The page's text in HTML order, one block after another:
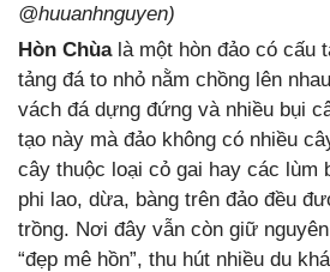
@huuanhnguyen)
Hòn Chùalà một hòn đảo có cấu
tảng đá to nhỏ nằm chồng lên
vách đá dựng đứng và nhiều bụi
tạo này mà đảo không có nhiều
cây thuộc loại cỏ gai hay các lùm
phi lao, dừa, bàng trên đảo đều
trồng. Nơi đây vẫn còn giữ
“đẹp mê hồn”, thu hút nhiều du